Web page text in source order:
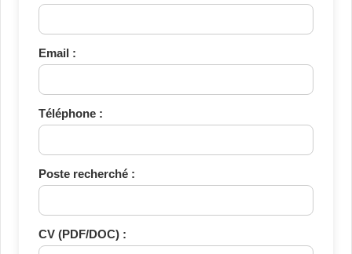
Email :
Téléphone :
Poste recherché :
CV (PDF/DOC) :